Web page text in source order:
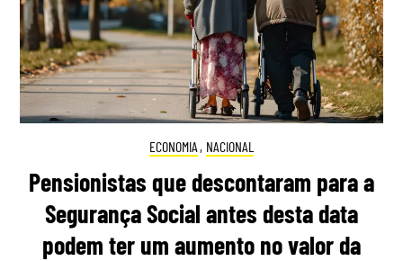
ECONOMIA , NACIONAL
Pensionistas que descontaram para a
Segurança Social antes desta data
podem ter um aumento no valor da